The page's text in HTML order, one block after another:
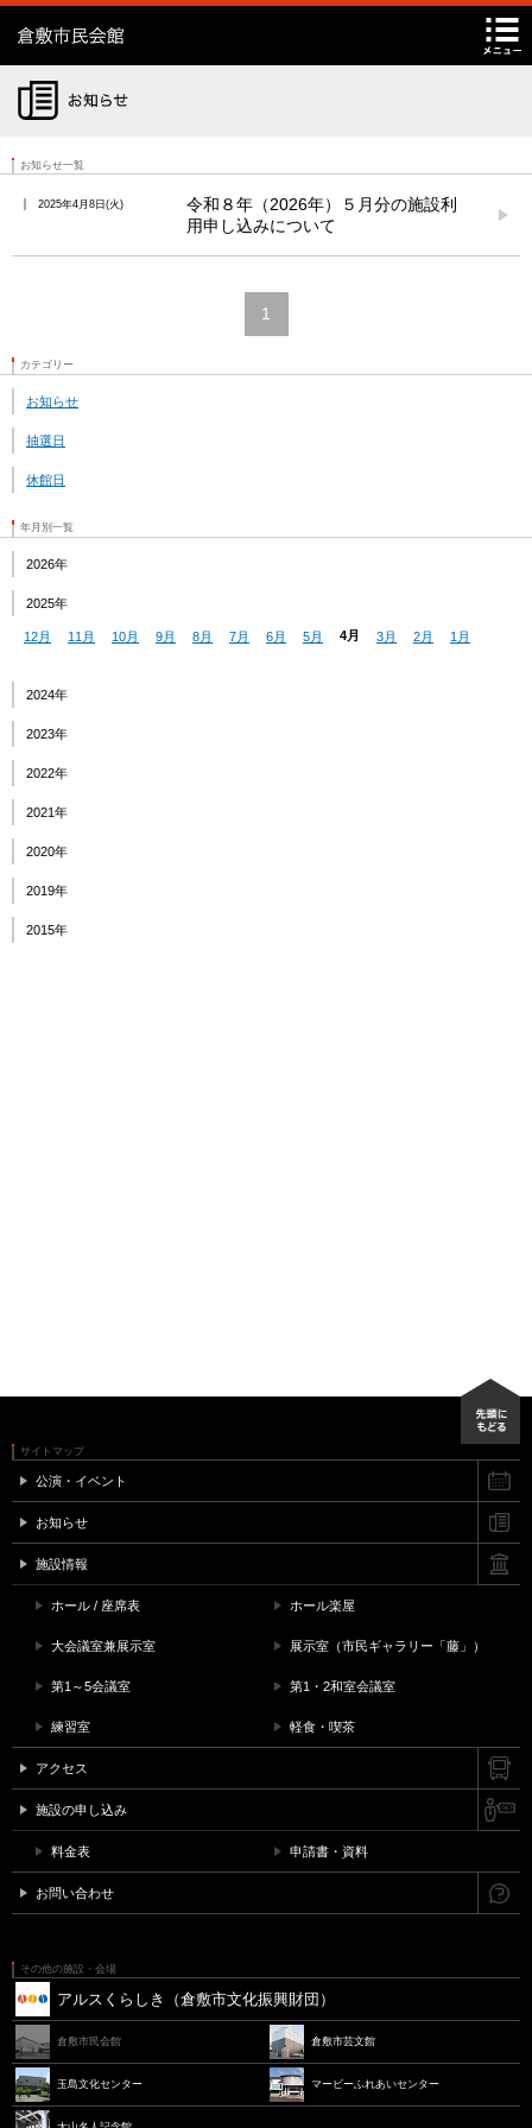
Instagram
YouTube
チケット
閉
倉敷市民会館
お知らせ一覧
2025年4月8日 火
令和８年（2026年）５月分の施設利
用申し込みについて
1
カテゴリー
お知らせ
抽選日
休館日
年月別一覧
2026年
2025年
12月 11月 10月 9月 8月 7月 6月 5月 4月 3月 2月 1月
2024年
2023年
2022年
2021年
2020年
2019年
2015年
サイトマップ
公演・イベント
お知らせ
施設情報
ホール / 座席表 ホール楽屋
大会議室兼展示室 展示室（市民ギャラリー「藤」）
第1～5会議室 第1・2和室会議室
練習室 軽食・喫茶
アクセス
施設の申し込み
料金表 申請書・資料
お問い合わせ
その他の施設・会場
アルスくらしき（倉敷市文化振興財団）
倉敷市民会館 倉敷市芸文館
玉島文化センター マービーふれあいセンター